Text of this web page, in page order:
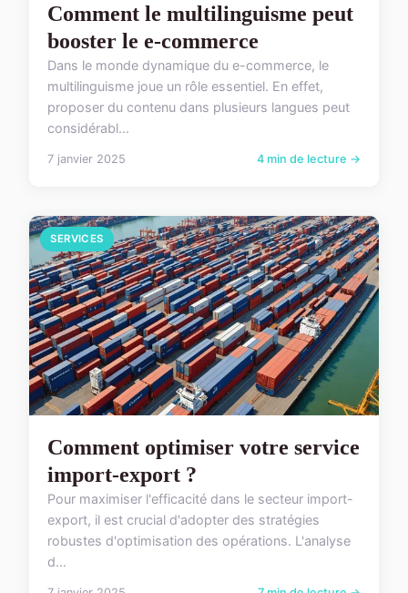
Comment le multilinguisme peut
booster le e-commerce
Dans le monde dynamique du e-commerce, le
multilinguisme joue un rôle essentiel. En effet,
proposer du contenu dans plusieurs langues peut
considérabl...
7 janvier 2025 4 min de lecture →
SERVICES
Comment optimiser votre service
import-export ?
Pour maximiser l'efficacité dans le secteur import-
export, il est crucial d'adopter des stratégies
robustes d'optimisation des opérations. L'analyse
d...